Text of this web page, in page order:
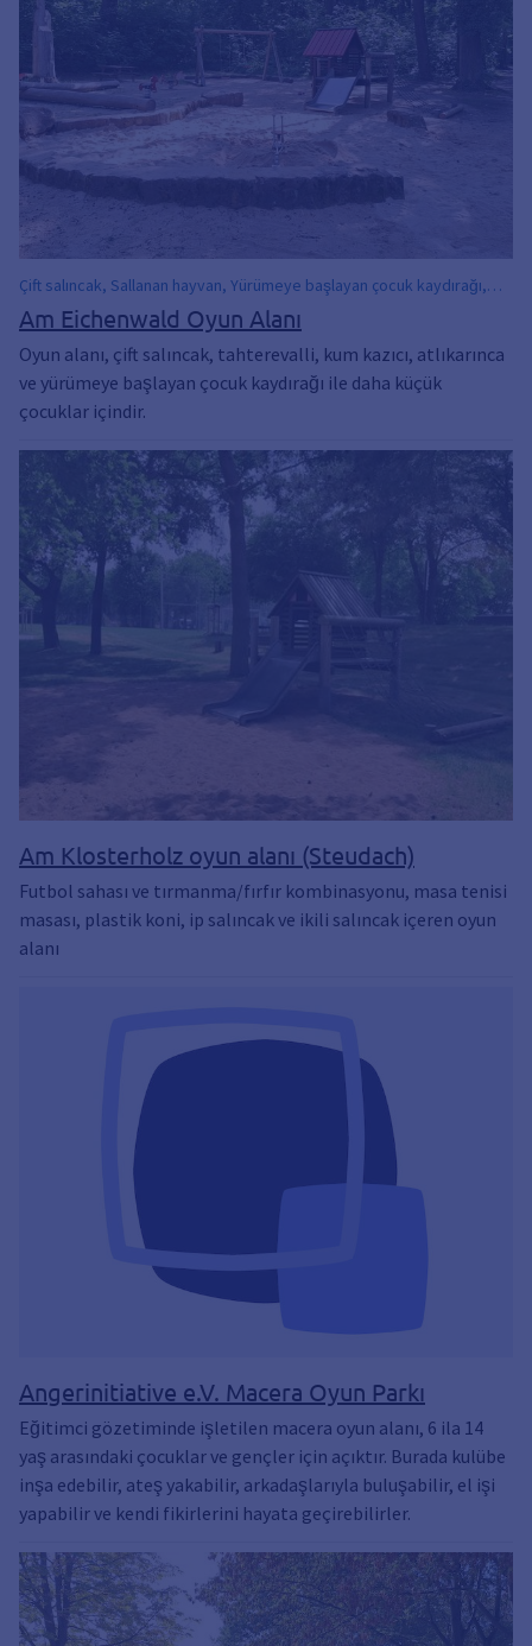
Çift salıncak, Sallanan hayvan, Yürümeye başlayan çocuk kaydırağı,
Atlıkarınca
Am Eichenwald Oyun Alanı
Oyun alanı, çift salıncak, tahterevalli, kum kazıcı, atlıkarınca
ve yürümeye başlayan çocuk kaydırağı ile daha küçük
çocuklar içindir.
Am Klosterholz oyun alanı (Steudach)
Futbol sahası ve tırmanma/fırfır kombinasyonu, masa tenisi
masası, plastik koni, ip salıncak ve ikili salıncak içeren oyun
alanı
Angerinitiative e.V. Macera Oyun Parkı
Eğitimci gözetiminde işletilen macera oyun alanı, 6 ila 14
yaş arasındaki çocuklar ve gençler için açıktır. Burada kulübe
inşa edebilir, ateş yakabilir, arkadaşlarıyla buluşabilir, el işi
yapabilir ve kendi fikirlerini hayata geçirebilirler.